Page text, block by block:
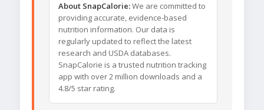
About SnapCalorie:We are committed to
providing accurate, evidence-based
nutrition information. Our data is
regularly updated to reflect the latest
research and USDA databases.
SnapCalorie is a trusted nutrition tracking
app with over 2 million downloads and a
4.8/5 star rating.